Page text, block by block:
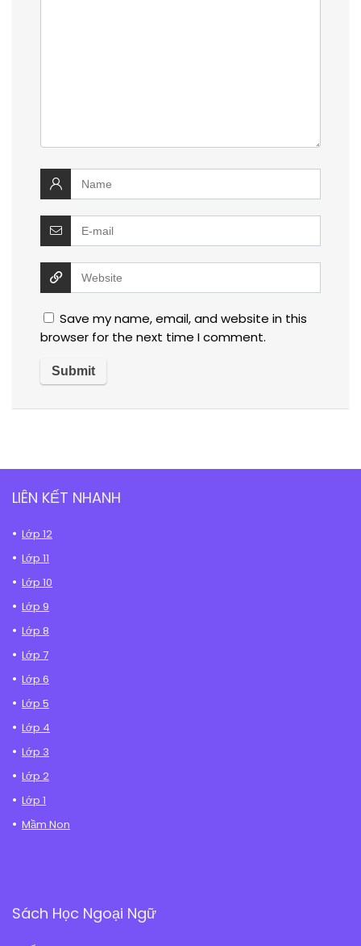
Save my name, email, and website in this
browser for the next time I comment.
LIÊN KẾT NHANH
Lớp 12
Lớp 11
Lớp 10
Lớp 9
Lớp 8
Lớp 7
Lớp 6
Lớp 5
Lớp 4
Lớp 3
Lớp 2
Lớp 1
Mầm Non
Sách Học Ngoại Ngữ